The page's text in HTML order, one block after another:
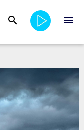
search menu